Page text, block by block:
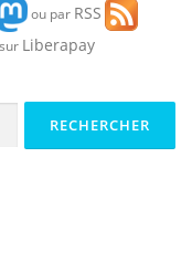
ou par RSS
Liberapay